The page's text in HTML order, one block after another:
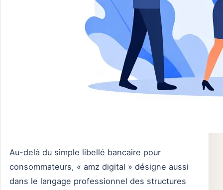
Au-delà du simple libellé bancaire pour
consommateurs, « amz digital » désigne aussi
dans le langage professionnel des structures